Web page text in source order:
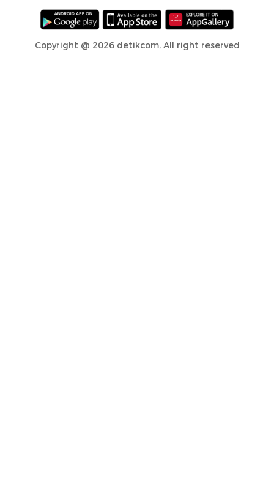
Copyright @ 2026 detikcom, All right reserved